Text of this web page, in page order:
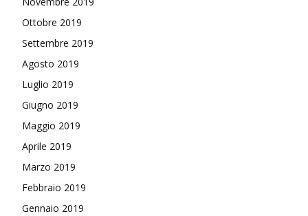
Ottobre 2019
Settembre 2019
Agosto 2019
Luglio 2019
Giugno 2019
Maggio 2019
Aprile 2019
Marzo 2019
Febbraio 2019
Gennaio 2019